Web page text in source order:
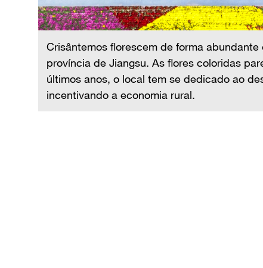
Crisântemos florescem de forma
província de Jiangsu. As flores coloridas
últimos anos, o local tem se dedicado ao
incentivando a economia rural.